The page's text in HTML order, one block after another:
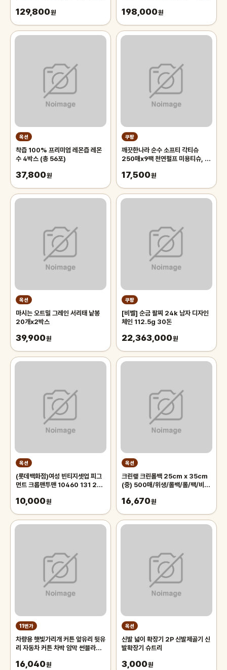
129,800원
오로라 90x120
198,000원
옥션
착즙 100% 프리미엄 레몬즙 레몬
수 4박스 (총 56포)
37,800원
쿠팡
깨끗한나라 순수 소프티 각티슈
250매x9팩 천연펄프 미용티슈, 3
17,500원
옥션
마시는 오트밀 그레인 서리태 낱봉
20개x2박스
39,900원
쿠팡
[비벨] 순금 팔찌 24k 남자 디자인
체인 112.5g 30돈
22,363,000원
옥션
(롯데백화점)여성 빈티지셋업 피그
먼트 크롭맨투맨 10460 131 256
10,000원
옥션
크린랲 크린롤백 25cm x 35cm
(중) 500매/위생/롤백/롤/팩/비
봉지
16,670원
11번가
차량용 햇빛가리개 커튼 앞유리 뒷유
리 자동차 커튼 차박 암막 썬블라인
리햇
16,040원
옥션
신발 넓이 확장기 2P 신발제골기 신
발확장기 슈트리
3,000원